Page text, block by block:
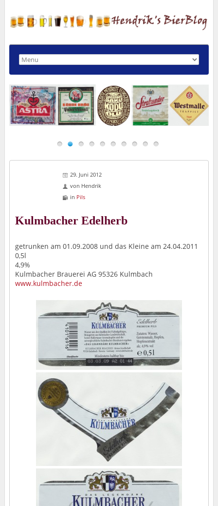
29. Juni 2012
von Hendrik
in Pils
Kulmbacher Edelherb
getrunken am 01.09.2008 und das Kleine am 24.04.2011
0,5l
4,9%
Kulmbacher Brauerei AG 95326 Kulmbach
www.kulmbacher.de